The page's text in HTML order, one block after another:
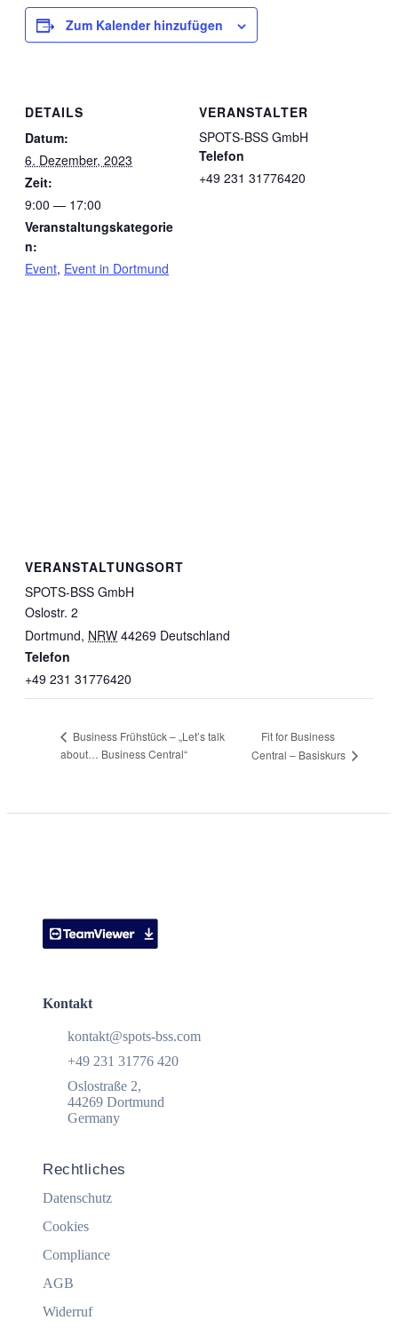
Zum Kalender hinzufügen
DETAILS
Datum:
6. Dezember, 2023
Zeit:
9:00 — 17:00
Veranstaltungskategorie
n:
Event, Event in Dortmund
VERANSTALTER
SPOTS-BSS GmbH
Telefon
+49 231 31776420
VERANSTALTUNGSORT
SPOTS-BSS GmbH
Oslostr. 2
Dortmund, NRW 44269 Deutschland
Telefon
+49 231 31776420
Business Frühstück – „Let’s talk
about… Business Central“
Fit for Business
Central – Basiskurs
Kontakt
kontakt@spots-bss.com
+49 231 31776 420
Oslostraße 2,
44269 Dortmund
Germany
Rechtliches
Datenschutz
Cookies
Compliance
AGB
Widerruf